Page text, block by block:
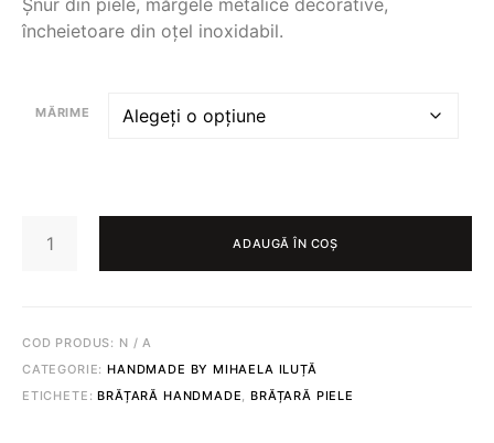
Șnur din piele, mărgele metalice decorative,
încheietoare din oțel inoxidabil.
MĂRIME
BRĂȚARĂ
ADAUGĂ ÎN COȘ
COD PRODUS: N / A
CATEGORIE:HANDMADE BY MIHAELA ILUȚĂ
ETICHETE:BRĂȚARĂ HANDMADE,BRĂȚARĂ PIELE